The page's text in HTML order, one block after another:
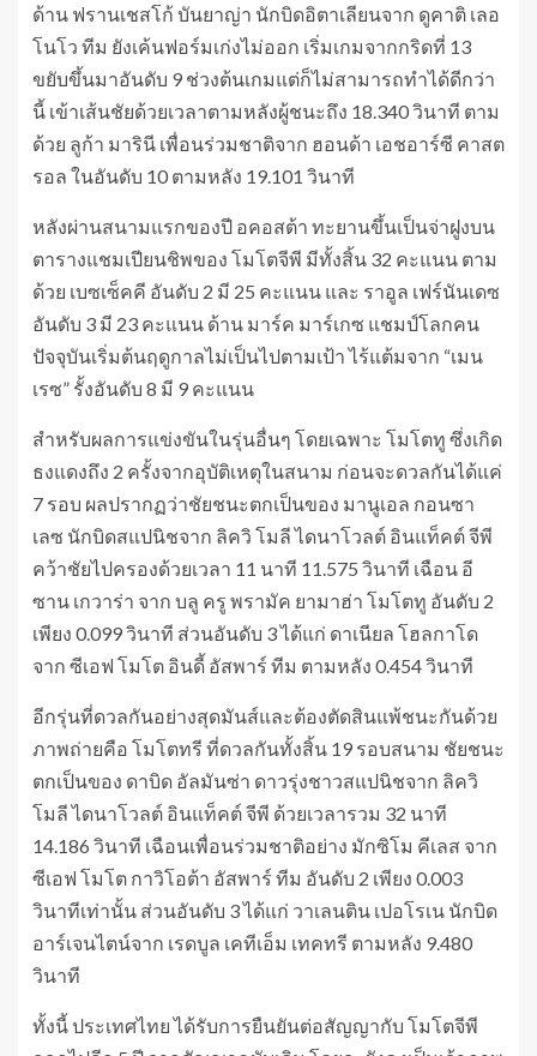
ด้าน ฟรานเชสโก้ บันยาญ่า นักบิดอิตาเลียนจาก ดูคาติ เลอ
โนโว ทีม ยังเค้นฟอร์มเก่งไม่ออก เริ่มเกมจากกริดที่ 13
ขยับขึ้นมาอันดับ 9 ช่วงต้นเกมแต่ก็ไม่สามารถทำได้ดีกว่า
นี้ เข้าเส้นชัยด้วยเวลาตามหลังผู้ชนะถึง 18.340 วินาที ตาม
ด้วย ลูก้า มารินี เพื่อนร่วมชาติจาก ฮอนด้า เอชอาร์ซี คาสต
รอล ในอันดับ 10 ตามหลัง 19.101 วินาที
หลังผ่านสนามแรกของปี อคอสต้า ทะยานขึ้นเป็นจ่าฝูงบน
ตารางแชมเปียนชิพของ โมโตจีพี มีทั้งสิ้น 32 คะแนน ตาม
ด้วย เบซเซ็คคี อันดับ 2 มี 25 คะแนน และ ราอูล เฟร์นันเดซ
อันดับ 3 มี 23 คะแนน ด้าน มาร์ค มาร์เกซ แชมป์โลกคน
ปัจจุบันเริ่มต้นฤดูกาลไม่เป็นไปตามเป้า ไร้แต้มจาก “เมน
เรซ” รั้งอันดับ 8 มี 9 คะแนน
สำหรับผลการแข่งขันในรุ่นอื่นๆ โดยเฉพาะ โมโตทู ซึ่งเกิด
ธงแดงถึง 2 ครั้งจากอุบัติเหตุในสนาม ก่อนจะดวลกันได้แค่
7 รอบ ผลปรากฏว่าชัยชนะตกเป็นของ มานูเอล กอนซา
เลซ นักบิดสแปนิชจาก ลิควิ โมลี ไดนาโวลต์ อินแท็คต์ จีพี
คว้าชัยไปครองด้วยเวลา 11 นาที 11.575 วินาที เฉือน อี
ซาน เกวาร่า จาก บลู ครู พรามัค ยามาฮ่า โมโตทู อันดับ 2
เพียง 0.099 วินาที ส่วนอันดับ 3 ได้แก่ ดาเนียล โฮลกาโด
จาก ซีเอฟ โมโต อินดี้ อัสพาร์ ทีม ตามหลัง 0.454 วินาที
อีกรุ่นที่ดวลกันอย่างสุดมันส์และต้องตัดสินแพ้ชนะกันด้วย
ภาพถ่ายคือ โมโตทรี ที่ดวลกันทั้งสิ้น 19 รอบสนาม ชัยชนะ
ตกเป็นของ ดาบิด อัลมันซ่า ดาวรุ่งชาวสแปนิชจาก ลิควิ
โมลี ไดนาโวลต์ อินแท็คต์ จีพี ด้วยเวลารวม 32 นาที
14.186 วินาที เฉือนเพื่อนร่วมชาติอย่าง มักซิโม คีเลส จาก
ซีเอฟ โมโต กาวิโอต้า อัสพาร์ ทีม อันดับ 2 เพียง 0.003
วินาทีเท่านั้น ส่วนอันดับ 3 ได้แก่ วาเลนติน เปอโรเน นักบิด
อาร์เจนไตน์จาก เรดบูล เคทีเอ็ม เทคทรี ตามหลัง 9.480
วินาที
ทั้งนี้ ประเทศไทย ได้รับการยืนยันต่อสัญญากับ โมโตจีพี